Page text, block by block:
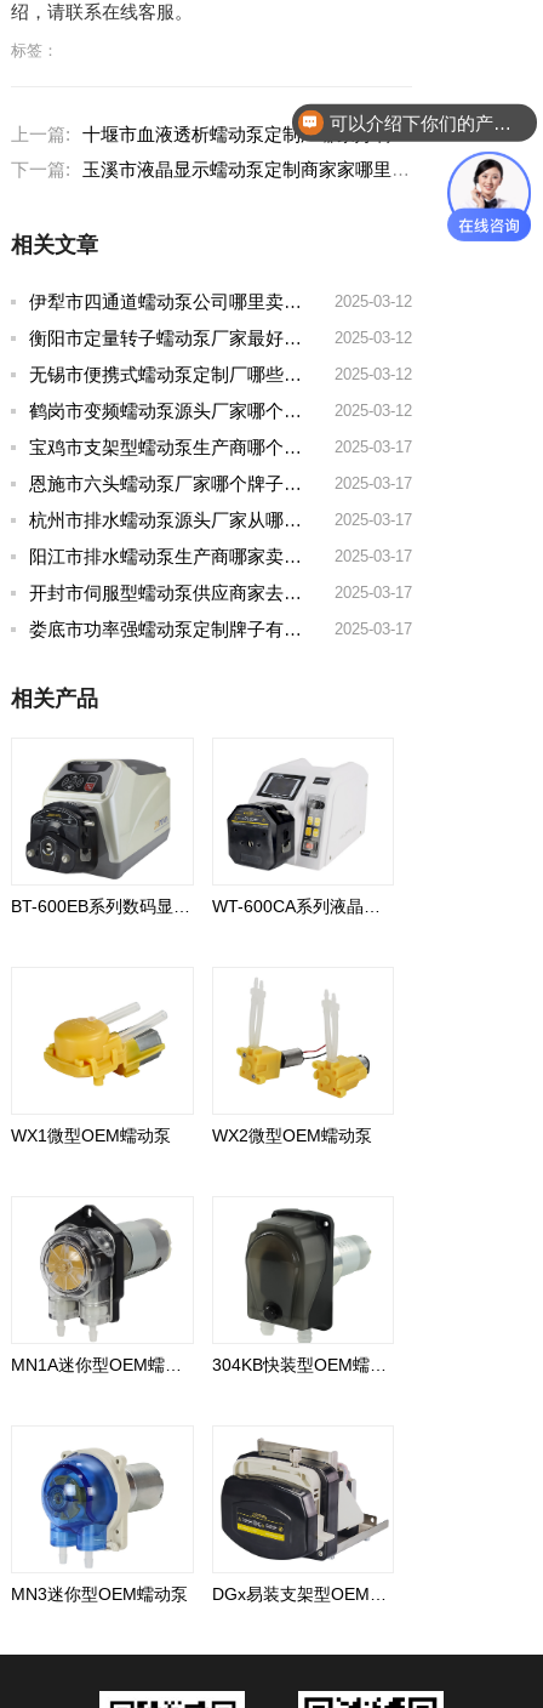
绍，请联系在线客服。
标签：
上一篇:
十堰市血液透析蠕动泵定制厂哪家好啊
下一篇:
玉溪市液晶显示蠕动泵定制商家家哪里卖的好
相关文章
2025-03-12
伊犁市四通道蠕动泵公司哪里卖的多一点啊
2025-03-12
衡阳市定量转子蠕动泵厂家最好的品牌有哪些
2025-03-12
无锡市便携式蠕动泵定制厂哪些牌子好一点
2025-03-12
鹤岗市变频蠕动泵源头厂家哪个品牌好一点
2025-03-17
宝鸡市支架型蠕动泵生产商哪个厂家好用点呢
2025-03-17
恩施市六头蠕动泵厂家哪个牌子好用
2025-03-17
杭州市排水蠕动泵源头厂家从哪家拿货质量好
2025-03-17
阳江市排水蠕动泵生产商哪家卖的好
2025-03-17
开封市伺服型蠕动泵供应商家去哪家买好点实惠
2025-03-17
娄底市功率强蠕动泵定制牌子有哪些好
相关产品
WX1微型OEM蠕动泵 WX2微型OEM蠕动泵
MN1A迷你型OEM蠕动泵 304KB快装型OEM蠕动泵
MN3迷你型OEM蠕动泵
可以介绍下你们的产品么？